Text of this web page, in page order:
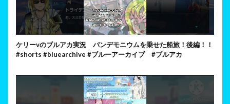
ケリーvのブルアカ実況 パンデモニウムを乗せた船旅！後編！！
#shorts #bluearchive #ブルーアーカイブ #ブルアカ